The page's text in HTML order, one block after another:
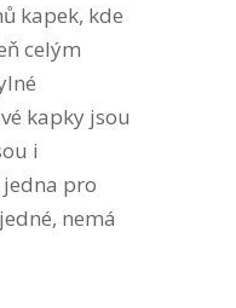
kapek, kde
celým
kapky jsou
i
pro
nemá